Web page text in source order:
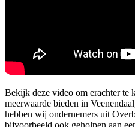
Bekijk deze video om erachter te
meerwaarde bieden in
hebben wij ondernemers uit
bijvoorbeeld ook geholpen aan